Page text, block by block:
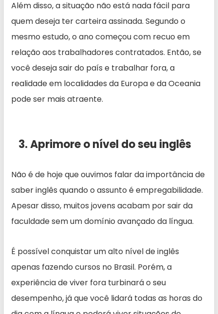
Além disso, a situação não está nada fácil para
quem deseja ter carteira assinada. Segundo o
mesmo estudo, o ano começou com recuo em
relação aos trabalhadores contratados. Então, se
você deseja sair do país e trabalhar fora, a
realidade em localidades da Europa e da Oceania
pode ser mais atraente.
3. Aprimore o nível do seu inglês
Não é de hoje que ouvimos falar da importância de
saber inglês quando o assunto é empregabilidade.
Apesar disso, muitos jovens acabam por sair da
faculdade sem um domínio avançado da língua.
É possível conquistar um alto nível de inglês
apenas fazendo cursos no Brasil. Porém, a
experiência de viver fora turbinará o seu
desempenho, já que você lidará todas as horas do